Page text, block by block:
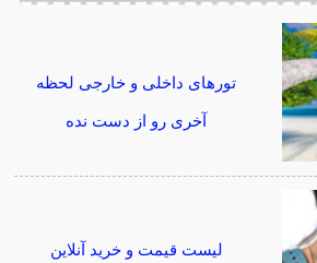
تورهای داخلی و خارجی لحظه
آخری رو از دست نده
لیست قیمت و خرید آنلاین